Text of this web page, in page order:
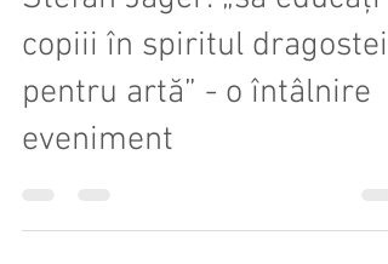
17 mar. 2021
3 min de citit
Stefan Jäger: „să educați
copiii în spiritul dragostei
pentru artă” - o întâlnire